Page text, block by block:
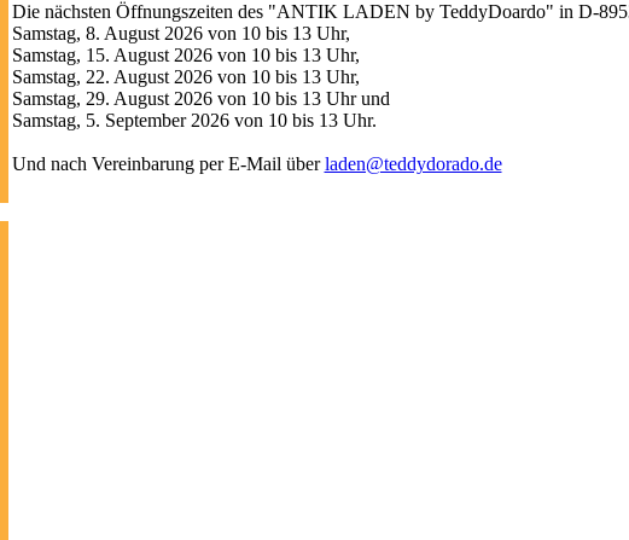
Die nächsten Öffnungszeiten des "ANTIK LADEN by TeddyDoardo" in D-
Samstag, 8. August 2026 von 10 bis 13 Uhr,
Samstag, 15. August 2026 von 10 bis 13 Uhr,
Samstag, 22. August 2026 von 10 bis 13 Uhr,
Samstag, 29. August 2026 von 10 bis 13 Uhr und
Samstag, 5. September 2026 von 10 bis 13 Uhr.
Und nach Vereinbarung per E-Mail überladen@teddydorado.de